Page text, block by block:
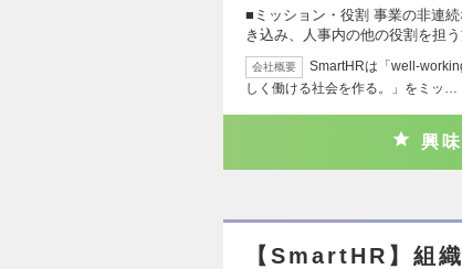
■ミッション・役割 事業の非連
き込み、人事内の他の役割を担
会社概要
SmartHRは「well-
しく働ける社会を作る。」をミッ…
興
【SmartHR】組